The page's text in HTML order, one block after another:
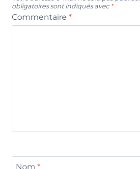
obligatoires sont indiqués avec *
Commentaire *
Nom *